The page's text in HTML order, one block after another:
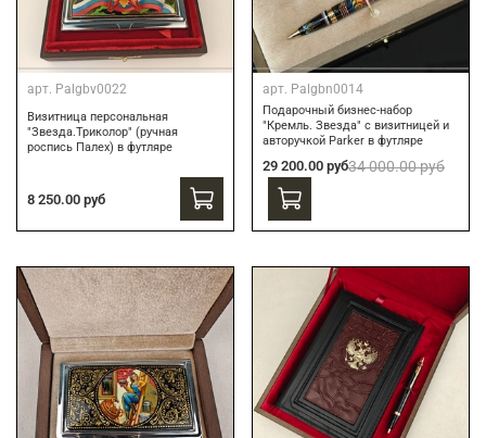
арт. Palgbv0022
Визитница персональная
"Звезда.Триколор" (ручная
роспись Палех) в футляре
8 250.00 руб
арт. Palgbn0014
Подарочный бизнес-набор
"Кремль. Звезда" с визитницей и
авторучкой Parker в футляре
29 200.00 руб34 000.00 руб